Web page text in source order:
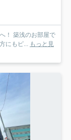
！ 築浅のお部屋で
にもピ... もっと見